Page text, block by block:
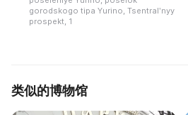
gorodskogo tipa Yurino, Tsentralʹnyy
prospekt, 1
类似的博物馆